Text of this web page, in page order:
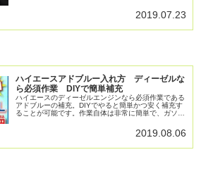
車泊にもキャンプにも大活躍なパイプラックで快適ハ
2019.07.23
ハイエースアドブルー入れ方 ディーゼルな
ら必須作業 DIYで簡単補充
ハイエースのディーゼルエンジンなら必須作業である
アドブルーの補充。DIYでやると簡単かつ安く補充す
ることが可能です。作業自体は非常に簡単で、ガソリ
行って待たされるより家でポチッと注文して補充しま
2019.08.06